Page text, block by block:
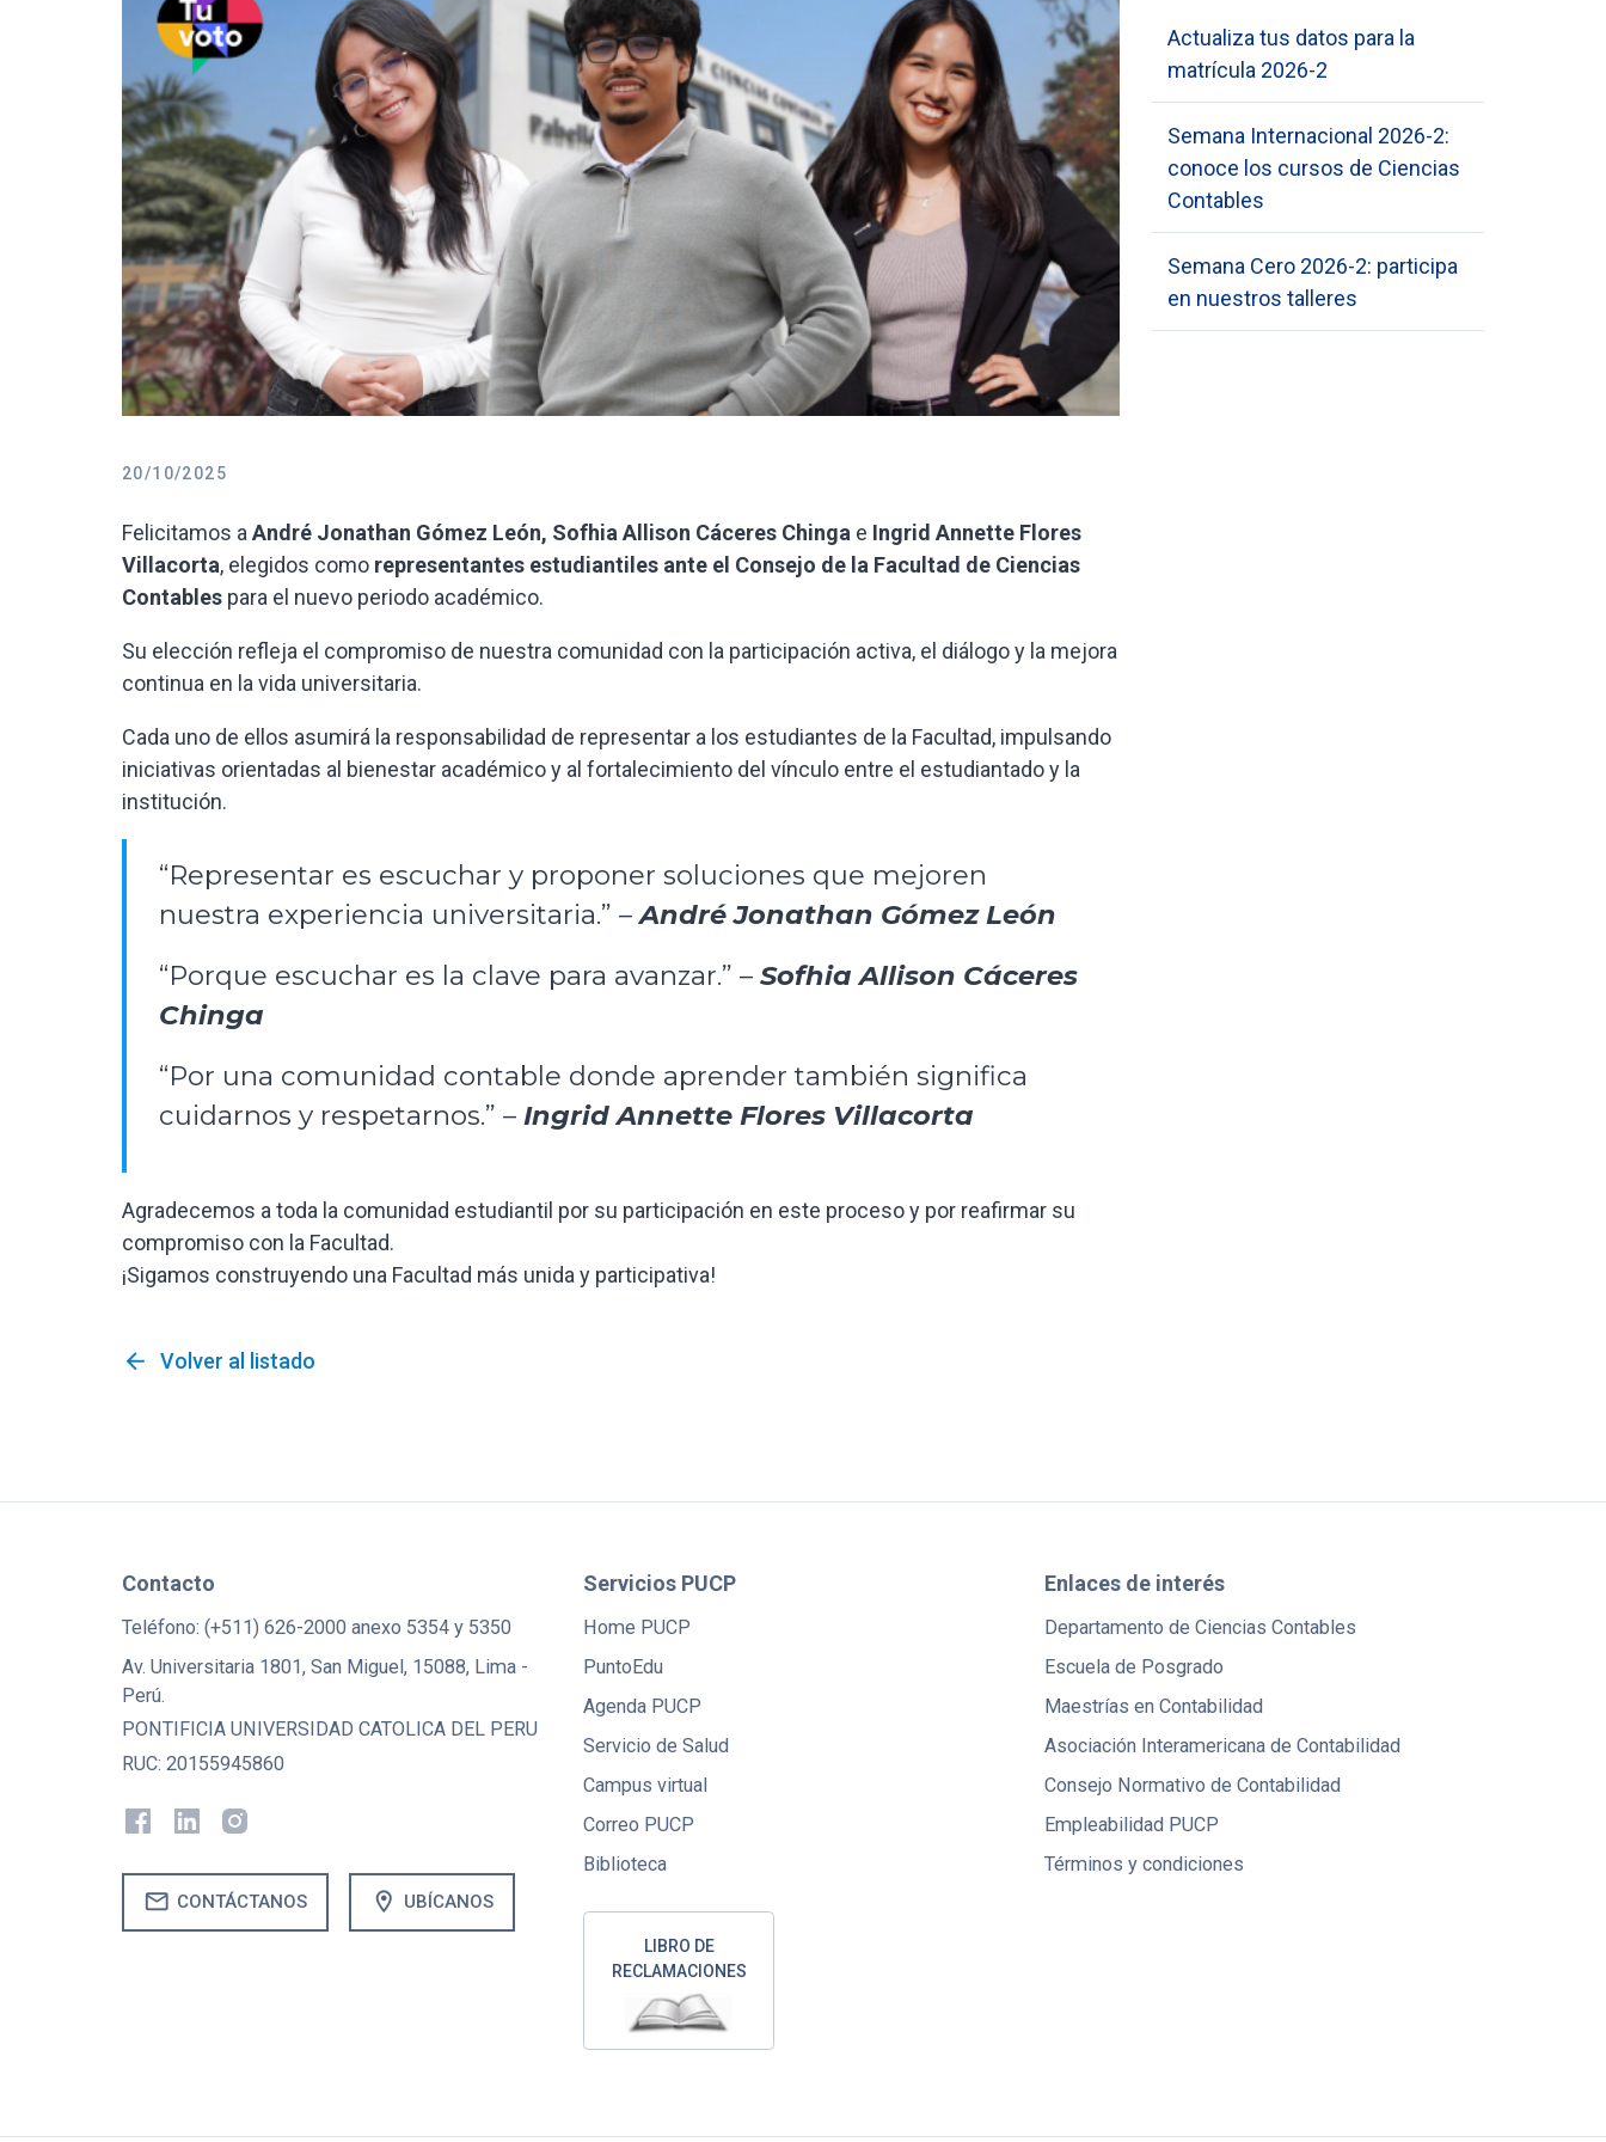
20/10/2025
Felicitamos aAndré Jonathan Gómez León, Sofhia Allison Cáceres Chinga e Ingrid Annette Flores
Villacorta, elegidos como representantes estudiantiles ante el Consejo de la Facultad de Ciencias
Contables para el nuevo periodo académico.
Su elección refleja el compromiso de nuestra comunidad con la participación activa, el diálogo y la mejora
continua en la vida universitaria.
Cada uno de ellos asumirá la responsabilidad de representar a los estudiantes de la Facultad, impulsando
iniciativas orientadas al bienestar académico y al fortalecimiento del vínculo entre el estudiantado y la
institución.
“Representar es escuchar y proponer soluciones que mejoren
nuestra experiencia universitaria.” –André Jonathan Gómez León
“Porque escuchar es la clave para avanzar.” – Sofhia Allison Cáceres
Chinga
“Por una comunidad contable donde aprender también significa
cuidarnos y respetarnos.” – Ingrid Annette Flores Villacorta
Agradecemos a toda la comunidad estudiantil por su participación en este proceso y por reafirmar su
compromiso con la Facultad.
¡Sigamos construyendo una Facultad más unida y participativa!
arrow_back Volver al listado
Actualiza tus datos para la
matrícula 2026-2
Semana Internacional 2026-2:
conoce los cursos de Ciencias
Contables
Semana Cero 2026-2: participa
en nuestros talleres
Contacto
Teléfono: (+511) 626-2000 anexo 5354 y 5350
Av. Universitaria 1801, San Miguel, 15088, Lima -
Perú.
PONTIFICIA UNIVERSIDAD CATOLICA DEL PERU
RUC: 20155945860
mail CONTÁCTANOS location_on UBÍCANOS
Servicios PUCP
Home PUCP
PuntoEdu
Agenda PUCP
Servicio de Salud
Campus virtual
Correo PUCP
Biblioteca
LIBRO DE
RECLAMACIONES
Enlaces de interés
Departamento de Ciencias Contables
Escuela de Posgrado
Maestrías en Contabilidad
Asociación Interamericana de Contabilidad
Consejo Normativo de Contabilidad
Empleabilidad PUCP
Términos y condiciones